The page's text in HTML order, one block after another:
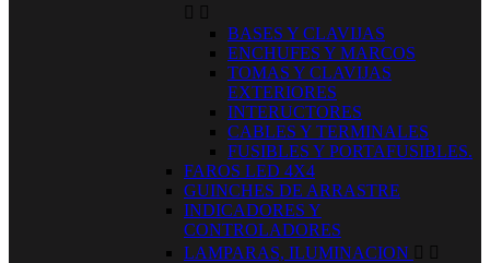
 
BASES Y CLAVIJAS
ENCHUFES Y MARCOS
TOMAS Y CLAVIJAS
EXTERIORES
INTERUCTORES
CABLES Y TERMINALES
FUSIBLES Y PORTAFUSIBLES.
FAROS LED 4X4
GUINCHES DE ARRASTRE
INDICADORES Y
CONTROLADORES
LAMPARAS, ILUMINACION  